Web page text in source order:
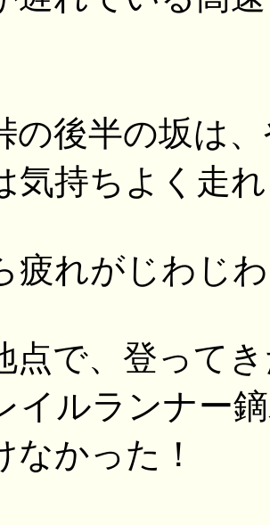
の後半の坂は
気持ちよく走
疲れがじわじ
点で、登って
イルランナー
なかった！